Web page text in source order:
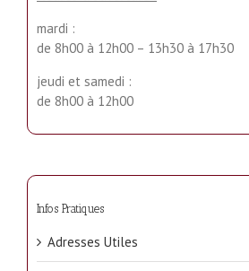
mardi :
de 8h00 à 12h00 – 13h30 à 17h30
jeudi et samedi :
de 8h00 à 12h00
Infos Pratiques
Adresses Utiles